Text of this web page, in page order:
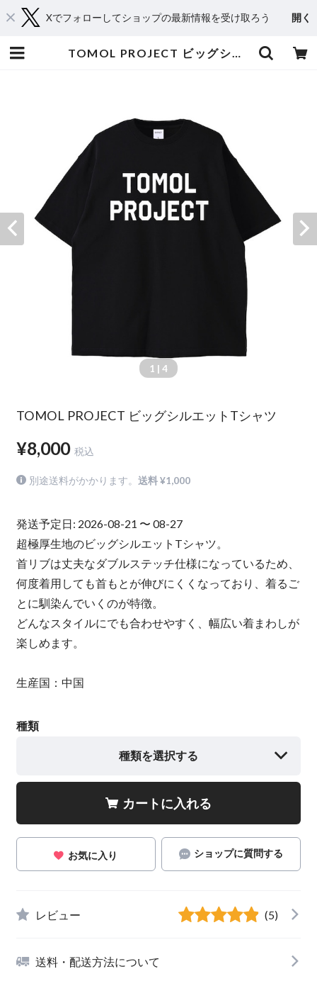
Xでフォローしてショップの最新情報を受け取ろう 開く
TOMOL PROJECT ビッグシルエットTシャツ | EXPACT｜Raise Your Flag. Make an Impact.
1 | 4
TOMOL PROJECT ビッグシルエットTシャツ
¥8,000 税込
別途送料がかかります。送料 ¥1,000
発送予定日: 2026-08-21 〜 08-27
超極厚生地のビッグシルエットTシャツ。
首リブは丈夫なダブルステッチ仕様になっているため、
何度着用しても首もとが伸びにくくなっており、着るご
とに馴染んでいくのが特徴。
どんなスタイルにでも合わせやすく、幅広い着まわしが
楽しめます。
生産国：中国
種類
種類を選択する
カートに入れる
お気に入り ショップに質問する
レビュー (5)
送料・配送方法について